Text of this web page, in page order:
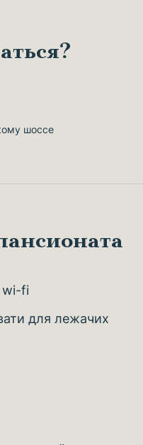
шоссе
wi-fi
для лежачих